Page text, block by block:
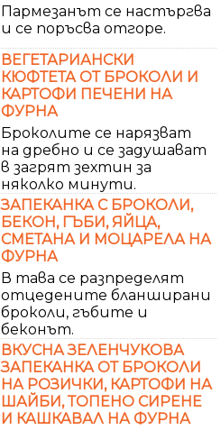
Пармезанът се настъргва
и се поръсва отгоре.
ВЕГЕТАРИАНСКИ
КЮФТЕТА ОТ БРОКОЛИ И
КАРТОФИ ПЕЧЕНИ НА
ФУРНА
Броколите се нарязват
на дребно и се задушават
в загрят зехтин за
няколко минути.
ЗАПЕКАНКА С БРОКОЛИ,
БЕКОН, ГЪБИ, ЯЙЦА,
СМЕТАНА И МОЦАРЕЛА НА
ФУРНА
В тава се разпределят
отцедените бланширани
броколи, гъбите и
беконът.
ВКУСНА ЗЕЛЕНЧУКОВА
ЗАПЕКАНКА ОТ БРОКОЛИ
НА РОЗИЧКИ, КАРТОФИ НА
ШАЙБИ, ТОПЕНО СИРЕНЕ
И КАШКАВАЛ НА ФУРНА